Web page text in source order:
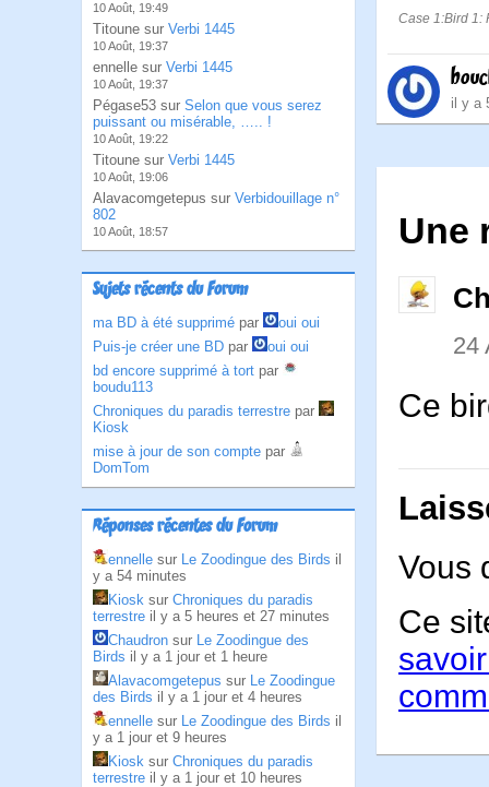
10 Août, 19:49
Titoune sur Verbi 1445
10 Août, 19:37
ennelle sur Verbi 1445
10 Août, 19:37
Pégase53 sur Selon que vous serez
puissant ou misérable, ….. !
10 Août, 19:22
Titoune sur Verbi 1445
10 Août, 19:06
Alavacomgetepus sur Verbidouillage n°
802
10 Août, 18:57
Sujets récents du Forum
ma BD à été supprimé par
oui oui
Puis-je créer une BD par
oui oui
bd encore supprimé à tort par
boudu113
Chroniques du paradis terrestre par
Kiosk
mise à jour de son compte par
DomTom
Réponses récentes du Forum
ennelle sur Le Zoodingue des Birds il
y a 54 minutes
Kiosk sur Chroniques du paradis
terrestre il y a 5 heures et 27 minutes
Chaudron sur Le Zoodingue des
Birds il y a 1 jour et 1 heure
Alavacomgetepus sur Le Zoodingue
des Birds il y a 1 jour et 4 heures
ennelle sur Le Zoodingue des Birds il
y a 1 jour et 9 heures
Kiosk sur Chroniques du paradis
terrestre il y a 1 jour et 10 heures
Case 1:Bird 1:
il y a
Une
24
Ce
Vous
Ce